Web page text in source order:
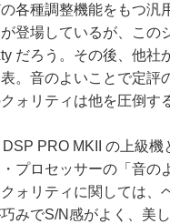
各種調整機能をもつ
登場しているが、こ
だろう。その後、他
。音のよいことで定
ォリティは他を圧倒す
PRO MKII の上級機
プロセッサーの「音
ォリティに関しては、
みでS/N感がよく、美